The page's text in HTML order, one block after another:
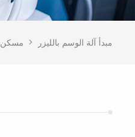
مسكن مبدأ آلة الوسم بالليزر